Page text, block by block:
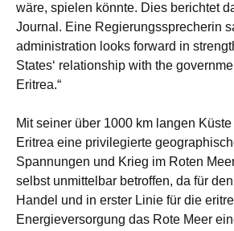
wäre, spielen könnte. Dies berichtet
Journal. Eine Regierungssprecherin
administration looks forward in
States‘ relationship with the
Eritrea.“
Mit seiner über 1000 km langen
Eritrea eine privilegierte
Spannungen und Krieg im Roten
selbst unmittelbar betroffen, da für
Handel und in erster Linie für die
Energieversorgung das Rote Meer